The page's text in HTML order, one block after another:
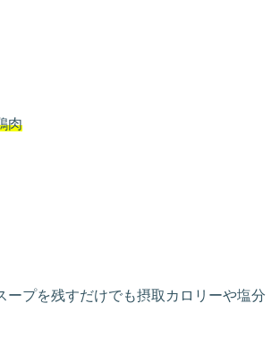
肉
ープを残すだけでも摂取カロリーや塩分